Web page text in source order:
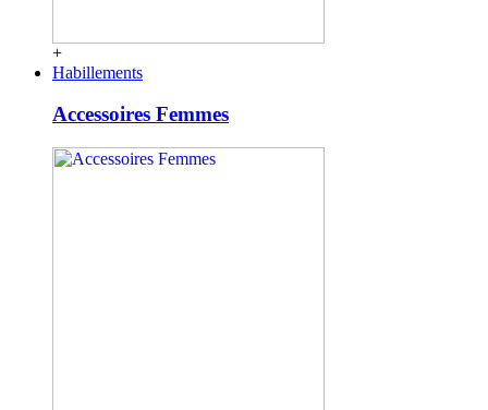
+
Habillements
Accessoires Femmes